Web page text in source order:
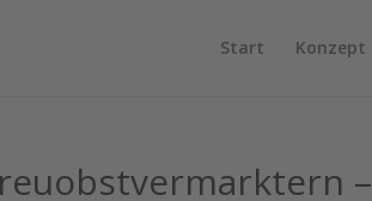
Start Konzept
–